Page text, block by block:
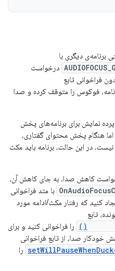
درخواست
فراخوانی تابع
فوکوس را متوقف کرده و صدا
نمایش برای برنامه‌های پخش
هنگام پخش محتوای گفتاری،
در این حالت، برنامه باید مکث
کاهش صدا، به جای کاهش آن،
با متد فراخوانی
کنید که رفتار مکث/ادامه مورد
تابع
را فراخوانی کنید و برای
خودکار صدا، از تابع فراخوانی
را